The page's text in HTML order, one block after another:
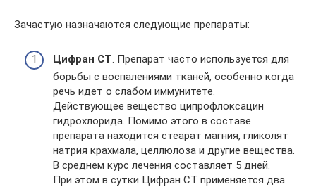
Зачастую назначаются следующие препараты:
Цифран СТ . Препарат часто используется для
борьбы с воспалениями тканей, особенно когда
речь идет о слабом иммунитете.
Действующее вещество ципрофлоксацин
гидрохлорида. Помимо этого в составе
препарата находится стеарат магния, гликолят
натрия крахмала, целлюлоза и другие вещества.
В среднем курс лечения составляет 5 дней.
При этом в сутки Цифран СТ применяется два